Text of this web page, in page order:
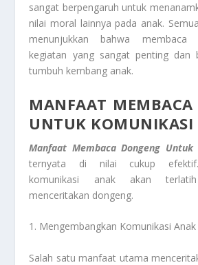
sangat berpengaruh untuk
nilai moral lainnya pada anak.
menunjukkan bahwa membaca
kegiatan yang sangat penting dan
tumbuh kembang anak.
MANFAAT MEMBACA
UNTUK KOMUNIKASI
Manfaat Membaca Dongeng Untuk
ternyata di nilai cukup efektif.
komunikasi anak akan
menceritakan dongeng.
1. Mengembangkan Komunikasi Anak
Salah satu manfaat utama